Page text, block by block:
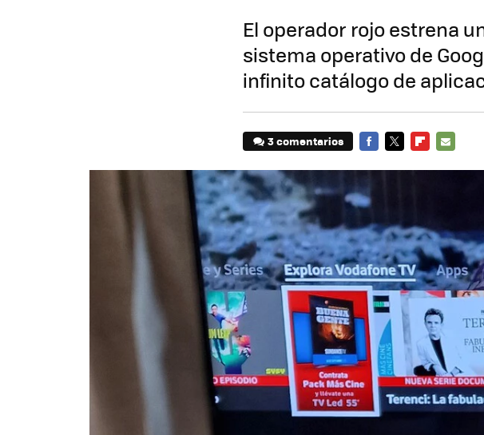
El operador rojo estrena
sistema operativo de
infinito catálogo de
3 comentarios